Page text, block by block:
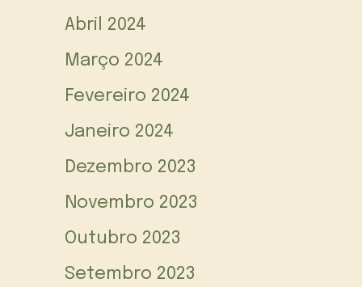
Abril 2024
Março 2024
Fevereiro 2024
Janeiro 2024
Dezembro 2023
Novembro 2023
Outubro 2023
Setembro 2023